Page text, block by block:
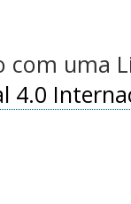
com uma
4.0